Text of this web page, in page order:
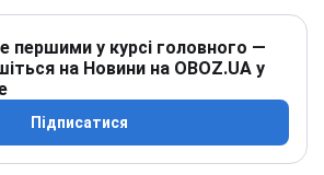
першими у курсі головного —
на Новини на OBOZ.UA у
Підписатися